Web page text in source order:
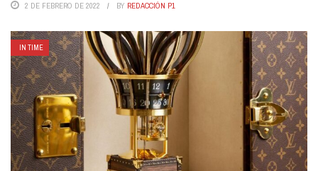
2 DE FEBRERO DE 2022 BY REDACCIÓN P1
IN TIME